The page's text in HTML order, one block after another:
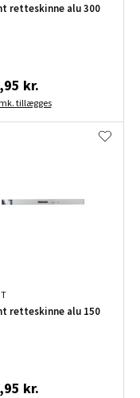
retteskinne alu 300
kr.
tillægges
retteskinne alu 150
kr.